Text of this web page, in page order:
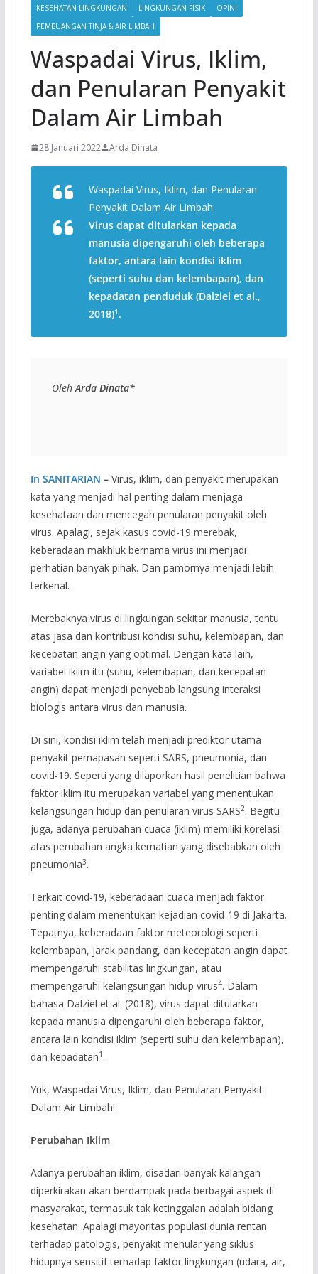
KESEHATAN LINGKUNGAN LINGKUNGAN FISIK
OPINI
PEMBUANGAN TINJA & AIR LIMBAH
Waspadai Virus, Iklim,
dan Penularan Penyakit
Dalam Air Limbah
28 Januari 2022 Arda Dinata
Waspadai Virus, Iklim, dan Penularan
Penyakit Dalam Air Limbah:
Virus dapat ditularkan kepada
manusia dipengaruhi oleh beberapa
faktor, antara lain kondisi iklim
(seperti suhu dan kelembapan), dan
kepadatan penduduk (Dalziel et al.,
2018)1 .
Oleh Arda Dinata*
In SANITARIAN – Virus, iklim, dan penyakit merupakan
kata yang menjadi hal penting dalam menjaga
kesehataan dan mencegah penularan penyakit oleh
virus. Apalagi, sejak kasus covid-19 merebak,
keberadaan makhluk bernama virus ini menjadi
perhatian banyak pihak. Dan pamornya menjadi lebih
terkenal.
Merebaknya virus di lingkungan sekitar manusia, tentu
atas jasa dan kontribusi kondisi suhu, kelembapan, dan
kecepatan angin yang optimal. Dengan kata lain,
variabel iklim itu (suhu, kelembapan, dan kecepatan
angin) dapat menjadi penyebab langsung interaksi
biologis antara virus dan manusia.
Di sini, kondisi iklim telah menjadi prediktor utama
penyakit pernapasan seperti SARS, pneumonia, dan
covid-19. Seperti yang dilaporkan hasil penelitian bahwa
faktor iklim itu merupakan variabel yang menentukan
kelangsungan hidup dan penularan virus SARS2. Begitu
juga, adanya perubahan cuaca (iklim) memiliki korelasi
atas perubahan angka kematian yang disebabkan oleh
pneumonia3.
Terkait covid-19, keberadaan cuaca menjadi faktor
penting dalam menentukan kejadian covid-19 di Jakarta.
Tepatnya, keberadaan faktor meteorologi seperti
kelembapan, jarak pandang, dan kecepatan angin dapat
mempengaruhi stabilitas lingkungan, atau
mempengaruhi kelangsungan hidup virus4. Dalam
bahasa Dalziel et al. (2018), virus dapat ditularkan
kepada manusia dipengaruhi oleh beberapa faktor,
antara lain kondisi iklim (seperti suhu dan kelembapan),
dan kepadatan1 .
Yuk, Waspadai Virus, Iklim, dan Penularan Penyakit
Dalam Air Limbah!
Perubahan Iklim
Adanya perubahan iklim, disadari banyak kalangan
diperkirakan akan berdampak pada berbagai aspek di
masyarakat, termasuk tak ketinggalan adalah bidang
kesehatan. Apalagi mayoritas populasi dunia rentan
terhadap patologis, penyakit menular yang siklus
hidupnya sensitif terhadap faktor lingkungan (udara, air,